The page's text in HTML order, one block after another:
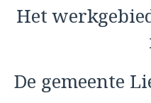
Het
De gemeente